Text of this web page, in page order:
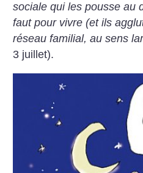
sociale qui les pousse au
faut pour vivre (et ils
réseau familial, au sens
3 juillet).